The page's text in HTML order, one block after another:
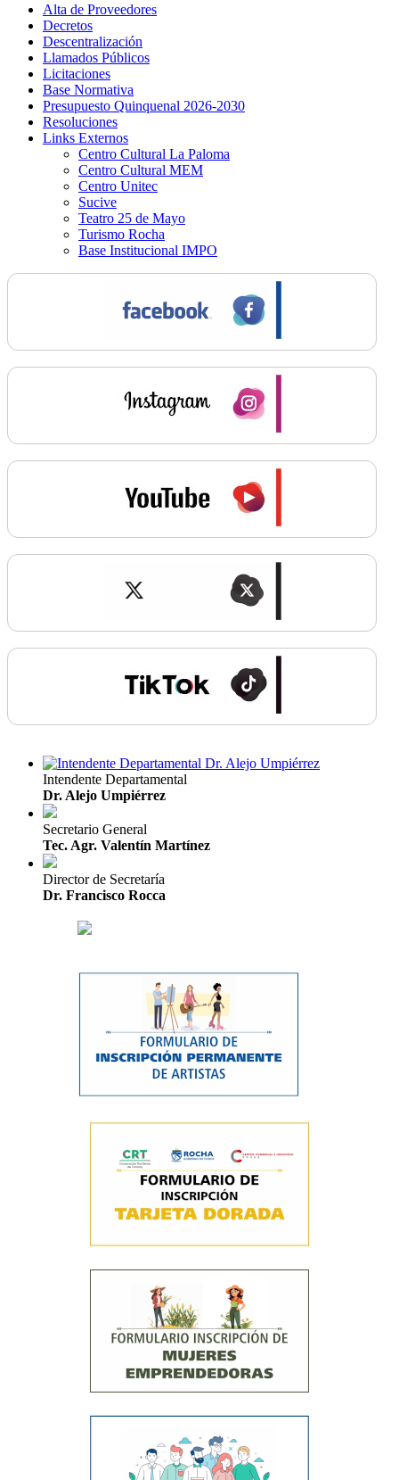
Alta de Proveedores
Decretos
Descentralización
Llamados Públicos
Licitaciones
Base Normativa
Presupuesto Quinquenal 2026-2030
Resoluciones
Links Externos
Centro Cultural La Paloma
Centro Cultural MEM
Centro Unitec
Sucive
Teatro 25 de Mayo
Turismo Rocha
Base Institucional IMPO
Intendente Departamental
Dr. Alejo Umpiérrez
Secretario General
Tec. Agr. Valentín Martínez
Director de Secretaría
Dr. Francisco Rocca